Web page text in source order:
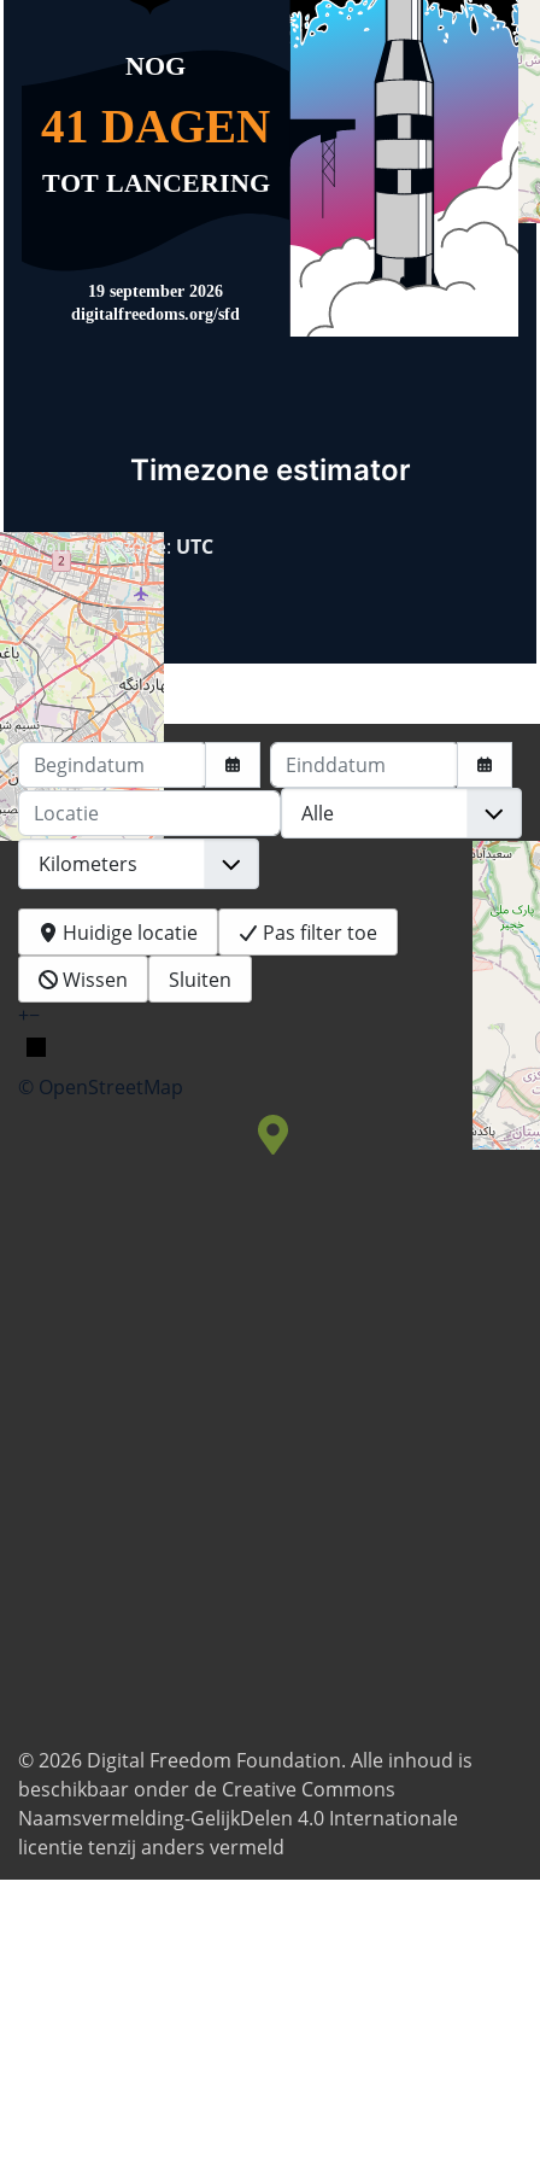
+−
© OpenStreetMap
Timezone estimator
Your timezone: UTC
Begindatum
Einddatum
Locatie
Huidige locatie
Pas filter toe
Wissen
Sluiten
© 2026 Digital Freedom Foundation. Alle inhoud is
beschikbaar onder de Creative Commons
Naamsvermelding-GelijkDelen 4.0 Internationale
licentie tenzij anders vermeld